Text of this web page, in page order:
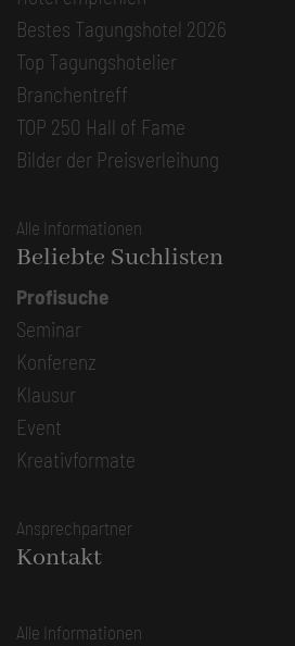
Bestes Tagungshotel 2026
Top Tagungshotelier
Branchentreff
TOP 250 Hall of Fame
Bilder der Preisverleihung
Alle Informationen
Beliebte Suchlisten
Profisuche
Seminar
Konferenz
Klausur
Event
Kreativformate
Ansprechpartner
Kontakt
Alle Informationen